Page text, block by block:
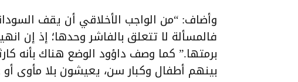
وأضاف: “من الواجب الأخلاقي أن يقف
فالمسألة لا تتعلق بالفاشر وحدها؛ إذ إن
برمتها.” كما وصف داؤود الوضع هناك بأنه
بينهم أطفال وكبار سن، يعيشون بلا مأوى أو